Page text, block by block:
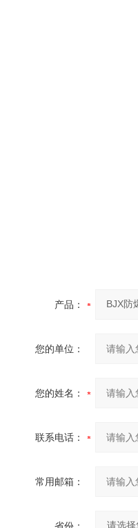
产品：
您的单位：
您的姓名：
联系电话：
常用邮箱：